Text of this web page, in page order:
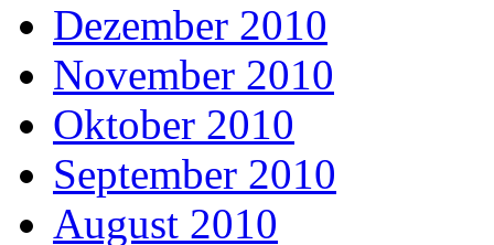
Dezember 2010
November 2010
Oktober 2010
September 2010
August 2010